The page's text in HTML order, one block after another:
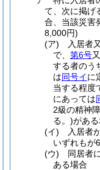
て、次に掲
合、当該災害
8,000円)
(ア)
入居者
で、第6号
する者のう
は同号イに
当する程度
にあっては
2級の精神
る。)があ
(イ)
入居者
いずれもが
(ウ)
同居者
ある場合